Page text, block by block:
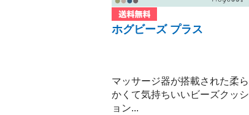
ホグビーズ プラス
マッサージ器が搭載された柔ら
かくて気持ちいいビーズクッシ
ョン...